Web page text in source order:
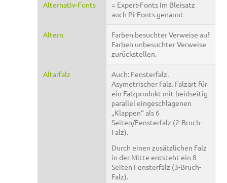
Alternativ-Fonts
= Expert-Fonts Im Bleisatz
auch Pi-Fonts genannt
Altern
Farben besuchter Verweise auf
Farben unbesuchter Verweise
zurückstellen.
Altarfalz
Auch: Fensterfalz.
Asymetrischer Falz. Falzart für
ein Falzprodukt mit beidseitig
parallel eingeschlagenen
„Klappen“ als 6
Seiten/Fensterfalz (2-Bruch-
Falz).
Durch einen zusätzlichen Falz
in der Mitte entsteht ein 8
Seiten Fensterfalz (3-Bruch-
Falz).